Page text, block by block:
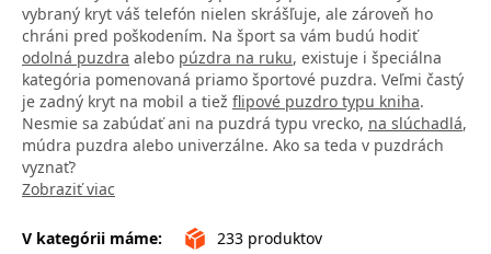
vybraný kryt váš telefón nielen skrášľuje, ale zároveň ho
chráni pred poškodením. Na šport sa vám budú hodiť
odolná puzdra alebo púzdra na ruku, existuje i špeciálna
kategória pomenovaná priamo športové puzdra. Veľmi častý
je zadný kryt na mobil a tiež flipové puzdro typu kniha.
Nesmie sa zabúdať ani na puzdrá typu vrecko, na slúchadlá,
múdra puzdra alebo univerzálne. Ako sa teda v puzdrách
vyznať?
Zobraziť viac
V kategórii máme: 233 produktov